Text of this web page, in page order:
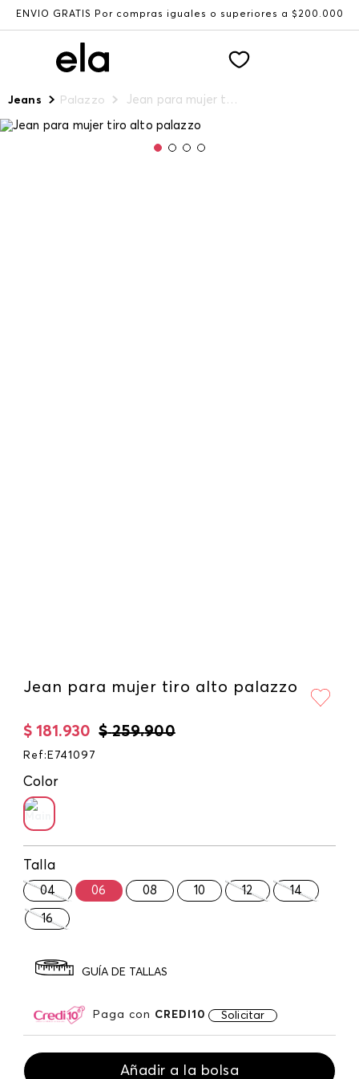
ENVÍO GRATIS Por compras iguales o superiores a $200.000
Jeans Palazzo Jean para mujer tiro alto palazzo
Jean para mujer tiro alto palazzo
$ 259.900
$ 181 .930
Ref : E741097
Color
Talla
04 06 08 10 12 14
16
GUÍA DE TALLAS
Paga con CREDI10 Solicitar
Añadir a la bolsa